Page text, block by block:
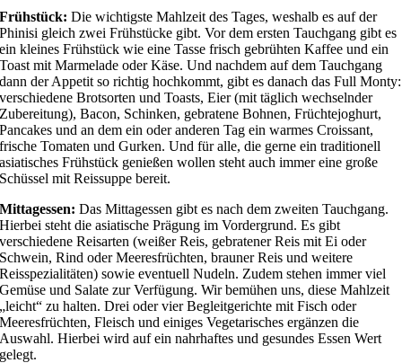
Frühstück:Die wichtigste Mahlzeit des Tages, weshalb es auf der
Phinisi gleich zwei Frühstücke gibt. Vor dem ersten Tauchgang gibt es
ein kleines Frühstück wie eine Tasse frisch gebrühten Kaffee und ein
Toast mit Marmelade oder Käse. Und nachdem auf dem Tauchgang
dann der Appetit so richtig hochkommt, gibt es danach das Full Monty:
verschiedene Brotsorten und Toasts, Eier (mit täglich wechselnder
Zubereitung), Bacon, Schinken, gebratene Bohnen, Früchtejoghurt,
Pancakes und an dem ein oder anderen Tag ein warmes Croissant,
frische Tomaten und Gurken. Und für alle, die gerne ein traditionell
asiatisches Frühstück genießen wollen steht auch immer eine große
Schüssel mit Reissuppe bereit.
Mittagessen:Das Mittagessen gibt es nach dem zweiten Tauchgang.
Hierbei steht die asiatische Prägung im Vordergrund. Es gibt
verschiedene Reisarten (weißer Reis, gebratener Reis mit Ei oder
Schwein, Rind oder Meeresfrüchten, brauner Reis und weitere
Reisspezialitäten) sowie eventuell Nudeln. Zudem stehen immer viel
Gemüse und Salate zur Verfügung. Wir bemühen uns, diese Mahlzeit
„leicht“ zu halten. Drei oder vier Begleitgerichte mit Fisch oder
Meeresfrüchten, Fleisch und einiges Vegetarisches ergänzen die
Auswahl. Hierbei wird auf ein nahrhaftes und gesundes Essen Wert
gelegt.